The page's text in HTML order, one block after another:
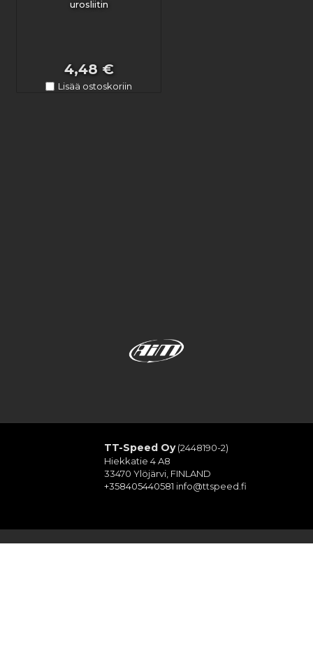
urosliitin
4,48 €
Lisää ostoskoriin
TT-Speed Oy(2448190-2)
Hiekkatie 4 A8
33470 Ylöjärvi, FINLAND
+358405440581 info@ttspeed.fi